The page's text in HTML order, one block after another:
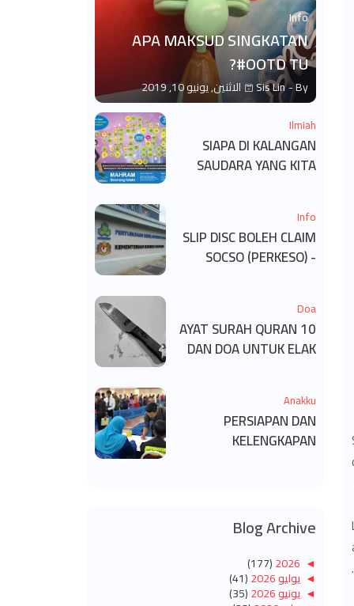
Info
APA MAKSUD SINGKATAN
#OOTD TU?
By -
Sis Lin الاثنين, يونيو 10, 2019
Ilmiah
SIAPA DI KALANGAN
SAUDARA YANG KITA
Info
SLIP DISC BOLEH CLAIM
SOCSO (PERKESO) -
Doa
10 AYAT SURAH QURAN
DAN DOA UNTUK ELAK
Anakku
PERSIAPAN DAN
KELENGKAPAN
Blog Archive
◄
2026
(177)
◄يوليو 2026 (41)
◄يونيو 2026 (35)